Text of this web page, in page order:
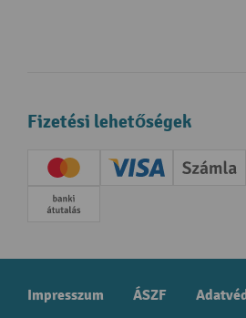
Fizetési lehetőségek
Creditcard (Master)Creditcard (Visa)
Számla
Előrefizetés
Impresszum ÁSZF